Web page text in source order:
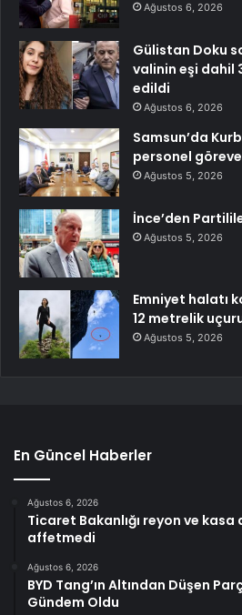
Ağustos 6, 2026
Gülistan Doku
valinin eşi dahil
edildi
Ağustos 6, 2026
Samsun’da
personel göreve
Ağustos 5, 2026
İnce’den
Ağustos 5, 2026
Emniyet halatı
12 metrelik
Ağustos 5, 2026
En Güncel Haberler
Ağustos 6, 2026
Ticaret Bakanlığı reyon ve kasa
affetmedi
Ağustos 6, 2026
BYD Tang’ın Altından Düşen
Gündem Oldu